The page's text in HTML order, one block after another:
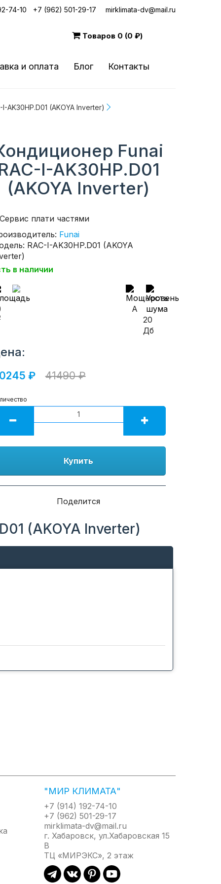
74-10 +7 (962) 501-29-17 mirklimata-dv@mail.ru
Товаров 0 (0 ₽)
и оплата Блог Контакты
AK30HP.D01 (AKOYA Inverter)
Funai
I-AK30HP.D01
(AKOYA Inverter)
Funai
RAC-I-AK30HP.D01 (AKOYA
в наличии
A
20
Дб
₽ 41490 ₽
Купить
Поделится
(AKOYA Inverter)
жемчуг AKOYA стал признанным
"МИР КЛИМАТА"
+7 (914) 192-74-10
+7 (962) 501-29-17
mirklimata-dv@mail.ru
г. Хабаровск, ул.Хабаровская 15
В
ТЦ «МИРЭКС», 2 этаж